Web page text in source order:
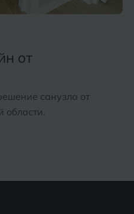
от
санузла от
области.